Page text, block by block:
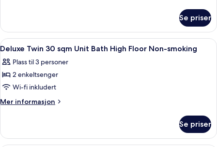
Unit
Bath
High
Floor
Non-
smoking
King
30
sqm
Bath
High
Non-
smoking
Se priser
Åpne
alle
bildene
av
Deluxe
Twin
Unit
Bath
Safe på rommet,
1
Deluxe Twin 30 sqm Unit Bath High Floor Non-smoking
Plass til 3 personer
2 enkeltsenger
Wi-fi inkludert
Mer informasjon
Mer
Twin
30
Se priser